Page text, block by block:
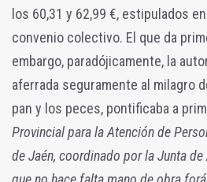
los 60,31 y 62,99 €, estipulados
convenio colectivo. El que da
embargo, paradójicamente, la
aferrada seguramente al milagro
pan y los peces, pontificaba a
Provincial para la Atención de
de Jaén, coordinado por la Junta